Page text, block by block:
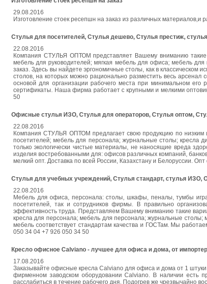
29.08.2016
Изготовление стоек ресепшн на заказ из различных материалов,и
Стулья для посетителей, Стулья дешево, Стулья престиж,
22.08.2016
Компания СТУЛЬЯ ОПТОМ представляет Вашему вниманию такие
мебель для руководителей; мягкая мебель для офиса; мебель
заказ. Здесь вы найдете эргономичные столы, как в
столов, на которых можно рационально разместить весь
основой для организации рабочего места при минимальном
сертификаты. Наша фирма работает с крупными и мелкими
50
Офисные стулья ИЗО, Стулья для операторов, Стулья оптом,
22.08.2016
Компания СТУЛЬЯ ОПТОМ предлагает свою продукцию по низким
посетителей; мебель для персонала; журнальные столы; кресла
только экологически чистые материалы, не наносящие вреда
изделия востребованными для: офисов различных компаний,
мелкий опт. Доставка по всей России, Казахстану и Белоруссии.
Стулья для учебных учреждений, Стулья стандарт, стулья
22.08.2016
Мебель для офиса, персонала: столы, шкафы, пеналы, тумбы
посетителей, так и сотрудников фирмы. В правильно
эффективность труда. Представляем Вашему вниманию такие
кресла для персонала; мебель для персонала; журнальные
мебель соответствует стандартам качества и ГОСТам. Мы
050 34 04 +7 926 050 34 50
Кресло офисное Calviano - лучшее для офиса и дома, от
17.08.2016
Заказывайте офисные кресла Calviano для офиса и дома от 1
фирменном заводском оборудовании Calviano. В наличии есть
расслабиться в течение рабочего дня. Подогрев же чрезвычайно